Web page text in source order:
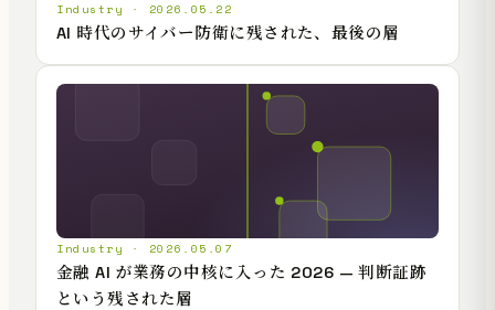
Industry · 2026.05.22
AI 時代のサイバー防衛に残された、最後の層
Industry · 2026.05.07
金融 AI が業務の中核に入った 2026 — 判断証跡
という残された層